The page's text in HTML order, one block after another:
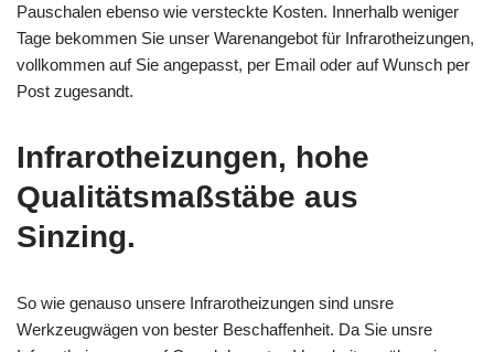
Pauschalen ebenso wie versteckte Kosten. Innerhalb weniger
Tage bekommen Sie unser Warenangebot für Infrarotheizungen,
vollkommen auf Sie angepasst, per Email oder auf Wunsch per
Post zugesandt.
Infrarotheizungen, hohe
Qualitätsmaßstäbe aus
Sinzing.
So wie genauso unsere Infrarotheizungen sind unsre
Werkzeugwägen von bester Beschaffenheit. Da Sie unsre